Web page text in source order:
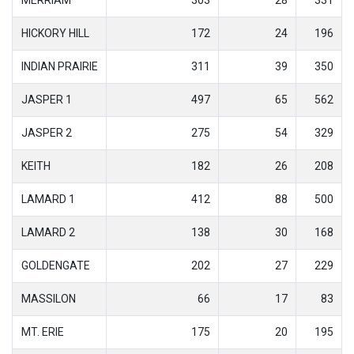
HICKORY HILL 172 24 196
INDIAN PRAIRIE 311 39 350
JASPER 1 497 65 562
JASPER 2 275 54 329
KEITH 182 26 208
LAMARD 1 412 88 500
LAMARD 2 138 30 168
GOLDENGATE 202 27 229
MASSILON 66 17 83
MT. ERIE 175 20 195